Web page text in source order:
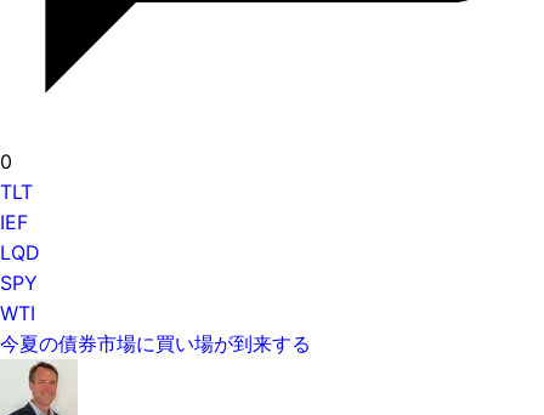
0
TLT
IEF
LQD
SPY
WTI
今夏の債券市場に買い場が到来する